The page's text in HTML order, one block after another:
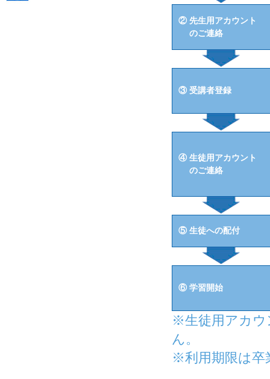
② 先生用アカウント
のご連絡
③ 受講者登録
④ 生徒用アカウント
のご連絡
⑤ 生徒への配付
⑥ 学習開始
※生徒用アカウ
ん。
※利用期限は卒